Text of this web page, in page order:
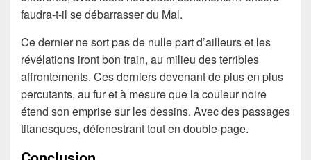
faudra-t-il se débarrasser du Mal.
Ce dernier ne sort pas de nulle part d’ailleurs et les
révélations iront bon train, au milieu des terribles
affrontements. Ces derniers devenant de plus en plus
percutants, au fur et à mesure que la couleur noire
étend son emprise sur les dessins. Avec des passages
titanesques, défenestrant tout en double-page.